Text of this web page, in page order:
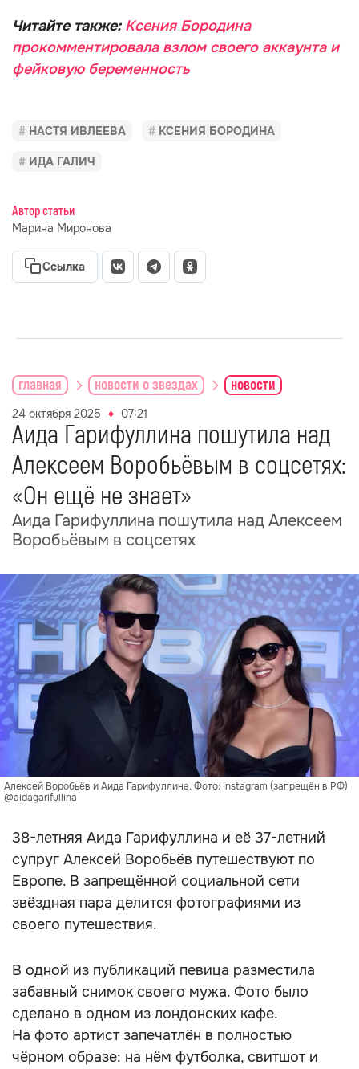
Читайте также: Ксения Бородина
прокомментировала взлом своего аккаунта и
фейковую беременность
НАСТЯ ИВЛЕЕВА КСЕНИЯ БОРОДИНА
ИДА ГАЛИЧ
Автор статьи
Марина Миронова
Ссылка
главная новости о звездах новости
24 октября 2025 07:21
Аида Гарифуллина пошутила над
Алексеем Воробьёвым в соцсетях:
«Он ещё не знает»
Аида Гарифуллина пошутила над Алексеем
Воробьёвым в соцсетях
Алексей Воробьёв и Аида Гарифуллина. Фото: Instagram (запрещён в РФ)
@aidagarifullina
38-летняя Аида Гарифуллина и её 37-летний
супруг Алексей Воробьёв путешествуют по
Европе. В запрещённой социальной сети
звёздная пара делится фотографиями из
своего путешествия.
В одной из публикаций певица разместила
забавный снимок своего мужа. Фото было
сделано в одном из лондонских кафе.
На фото артист запечатлён в полностью
чёрном образе: на нём футболка, свитшот и